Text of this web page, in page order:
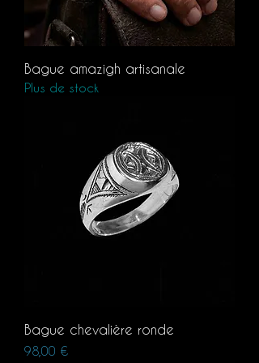
Bague amazigh artisanale
Plus de stock
Bague chevalière ronde
Prix
98,00 €